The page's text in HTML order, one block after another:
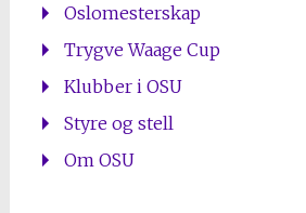
Oslomesterskap
Trygve Waage Cup
Klubber i OSU
Styre og stell
Om OSU